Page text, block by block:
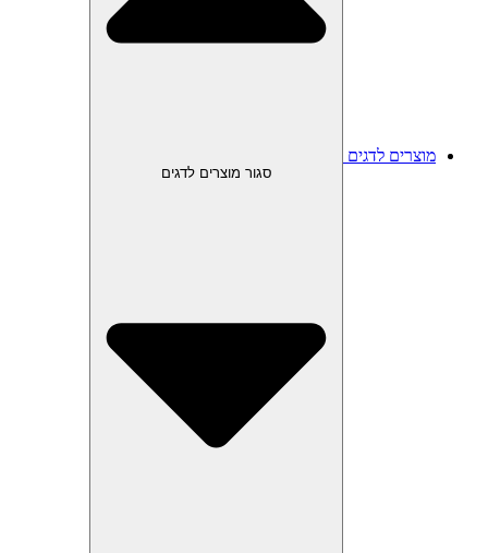
מוצרים לדגים
סגור מוצרים לדגים